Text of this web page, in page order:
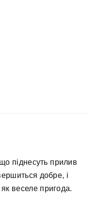
піднесуть прилив
добре, і
веселе пригода.